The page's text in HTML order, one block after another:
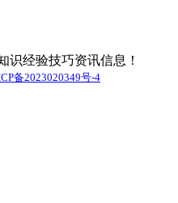
识经验技巧资讯信息！
备2023020349号-4